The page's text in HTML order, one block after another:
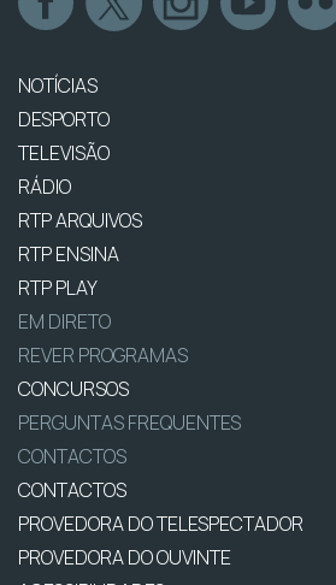
NOTÍCIAS
DESPORTO
TELEVISÃO
RÁDIO
RTP ARQUIVOS
RTP ENSINA
RTP PLAY
EM DIRETO
REVER PROGRAMAS
CONCURSOS
PERGUNTAS FREQUENTES
CONTACTOS
CONTACTOS
PROVEDORA DO TELESPECTADOR
PROVEDORA DO OUVINTE